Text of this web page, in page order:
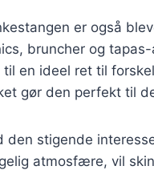
er også
bruncher og
til en ideel ret til
gør den perfekt til
den stigende
atmosfære, vil